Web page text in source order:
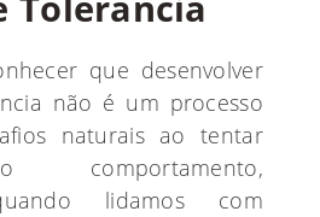
que desenvolver
não é um processo
naturais ao tentar
comportamento,
lidamos com